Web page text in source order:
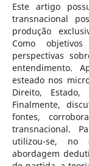
Este artigo
transnacional
produção
Como
perspectivas
entendimento.
esteado nos
Direito, Estado,
Finalmente,
fontes,
transnacional.
utilizou-se, no
abordagem